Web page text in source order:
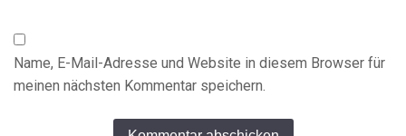
Name, E-Mail-Adresse und Website in diesem Browser für
meinen nächsten Kommentar speichern.